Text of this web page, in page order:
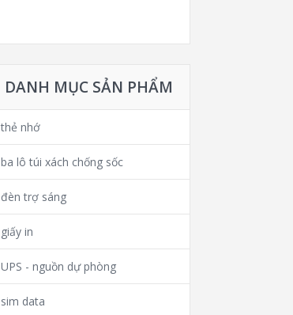
DANH MỤC SẢN PHẨM
thẻ nhớ
ba lô túi xách chống sốc
đèn trợ sáng
giấy in
UPS - nguồn dự phòng
sim data